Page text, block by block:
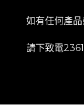
如有任何產
請下致電